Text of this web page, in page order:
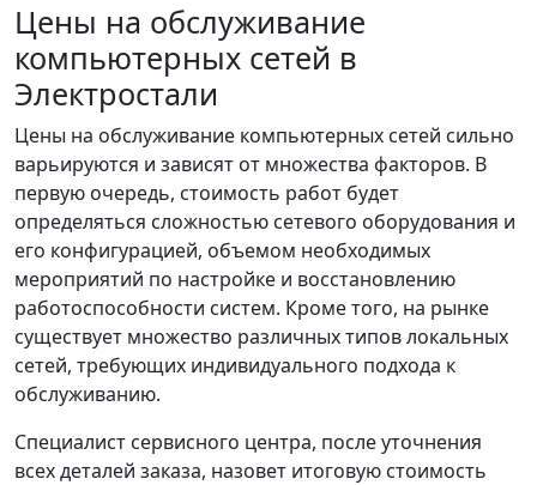
Цены на обслуживание
компьютерных сетей в
Электростали
Цены на обслуживание компьютерных сетей сильно
варьируются и зависят от множества факторов. В
первую очередь, стоимость работ будет
определяться сложностью сетевого оборудования и
его конфигурацией, объемом необходимых
мероприятий по настройке и восстановлению
работоспособности систем. Кроме того, на рынке
существует множество различных типов локальных
сетей, требующих индивидуального подхода к
обслуживанию.
Специалист сервисного центра, после уточнения
всех деталей заказа, назовет итоговую стоимость